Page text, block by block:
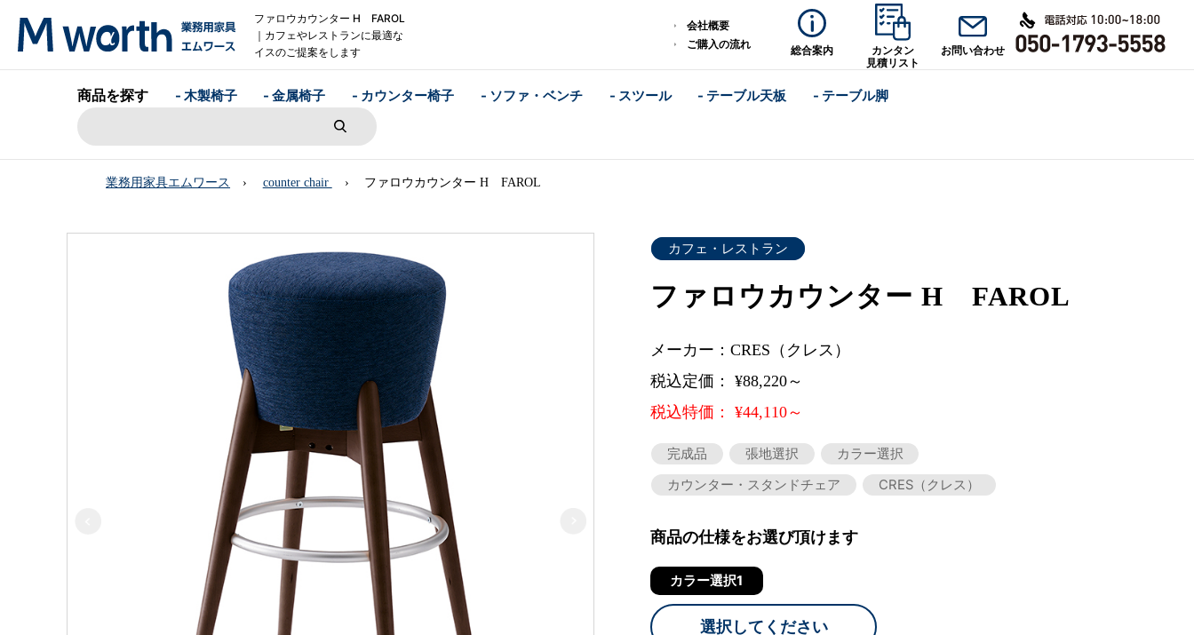
ファロウカウンター H FAROL
｜カフェやレストランに最適な
イスのご提案をします
会社概要
ご購入の流れ
総合案内
カンタン
見積リスト
お問い合わせ
商品を探す - 木製椅子 - 金属椅子 - カウンター椅子 - ソファ・ベンチ - スツール - テーブル天板 - テーブル脚
業務用家具エムワース counter chair ファロウカウンター H FAROL
カフェ・レストラン
ファロウカウンター H FAROL
メーカー：CRES（クレス）
税込定価： ¥88,220～
税込特価： ¥44,110～
完成品 張地選択
カラー選択
カウンター・スタンドチェア
CRES（クレス）
商品の仕様をお選び頂けます
カラー選択1
選択してください